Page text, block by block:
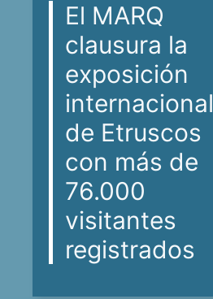
El MARQ
clausura la
exposición
internacional
de Etruscos
con más de
76.000
visitantes
registrados